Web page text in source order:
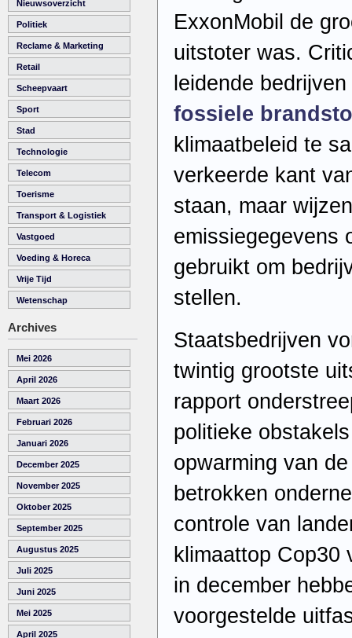
Nieuwsoverzicht
Politiek
Reclame & Marketing
Retail
Scheepvaart
Sport
Stad
Technologie
Telecom
Toerisme
Transport & Logistiek
Vastgoed
Voeding & Horeca
Vrije Tijd
Wetenschap
Archives
Mei 2026
April 2026
Maart 2026
Februari 2026
Januari 2026
December 2025
November 2025
Oktober 2025
September 2025
Augustus 2025
Juli 2025
Juni 2025
Mei 2025
April 2025
ExxonMobil de
uitstoter was.
leidende bedrijven
fossiele
klimaatbeleid te
verkeerde kant
staan, maar
emissiegegevens
gebruikt om
stellen.
Staatsbedrijven
twintig grootste
rapport
politieke
opwarming van
betrokken
controle van
klimaattop Cop30
in december
voorgestelde